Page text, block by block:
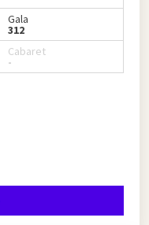
Gala
312
Cabaret
-